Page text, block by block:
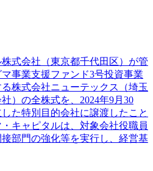
式会社（東京都千代田区）が管
事業支援ファンド3号投資事業
株式会社ニューテックス（埼玉
）の全株式を、2024年9月30
た特別目的会社に譲渡したこと
キャピタルは、対象会社役職員
部門の強化等を実行し、経営基